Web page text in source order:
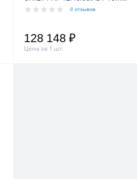
1,20/0,80kW 2,1A 3x400V 50Hz
0 отзывов
128 148 ₽
Цена за 1 шт.